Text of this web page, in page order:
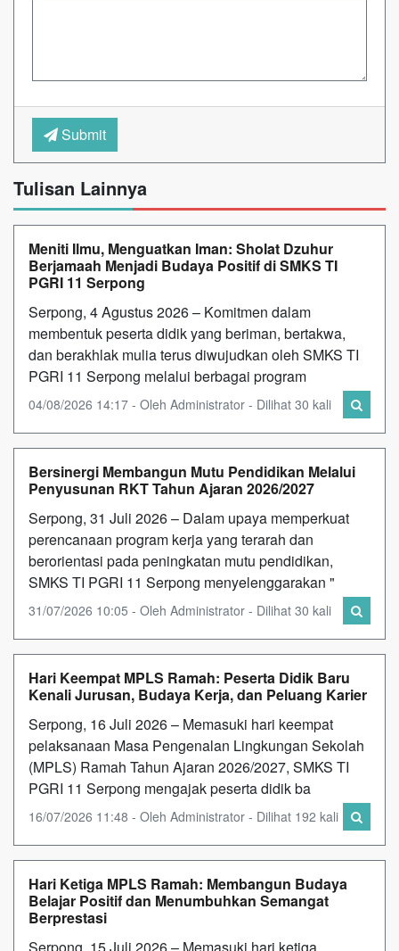
Submit
Tulisan Lainnya
Meniti Ilmu, Menguatkan Iman: Sholat Dzuhur
Berjamaah Menjadi Budaya Positif di SMKS TI
PGRI 11 Serpong
Serpong, 4 Agustus 2026 – Komitmen dalam
membentuk peserta didik yang beriman, bertakwa,
dan berakhlak mulia terus diwujudkan oleh SMKS TI
PGRI 11 Serpong melalui berbagai program
04/08/2026 14:17 - Oleh Administrator - Dilihat 30 kali
Bersinergi Membangun Mutu Pendidikan Melalui
Penyusunan RKT Tahun Ajaran 2026/2027
Serpong, 31 Juli 2026 – Dalam upaya memperkuat
perencanaan program kerja yang terarah dan
berorientasi pada peningkatan mutu pendidikan,
SMKS TI PGRI 11 Serpong menyelenggarakan "
31/07/2026 10:05 - Oleh Administrator - Dilihat 30 kali
Hari Keempat MPLS Ramah: Peserta Didik Baru
Kenali Jurusan, Budaya Kerja, dan Peluang Karier
Serpong, 16 Juli 2026 – Memasuki hari keempat
pelaksanaan Masa Pengenalan Lingkungan Sekolah
(MPLS) Ramah Tahun Ajaran 2026/2027, SMKS TI
PGRI 11 Serpong mengajak peserta didik ba
16/07/2026 11:48 - Oleh Administrator - Dilihat 192 kali
Hari Ketiga MPLS Ramah: Membangun Budaya
Belajar Positif dan Menumbuhkan Semangat
Berprestasi
Serpong, 15 Juli 2026 – Memasuki hari ketiga